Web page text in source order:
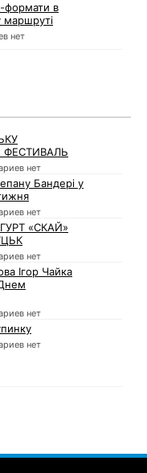
формати в
маршруті
нет
ФЕСТИВАЛЬ
нет
Бандері у
нет
«СКАЙ»
нет
Ігор Чайка
нет
нет